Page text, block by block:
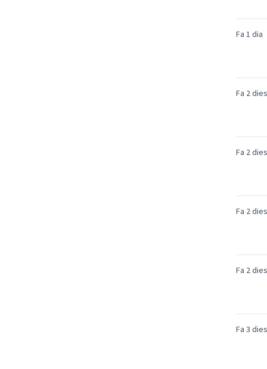
Fa 1 dia
Fa 2 dies
Fa 2 dies
Fa 2 dies
Fa 2 dies
Fa 3 dies